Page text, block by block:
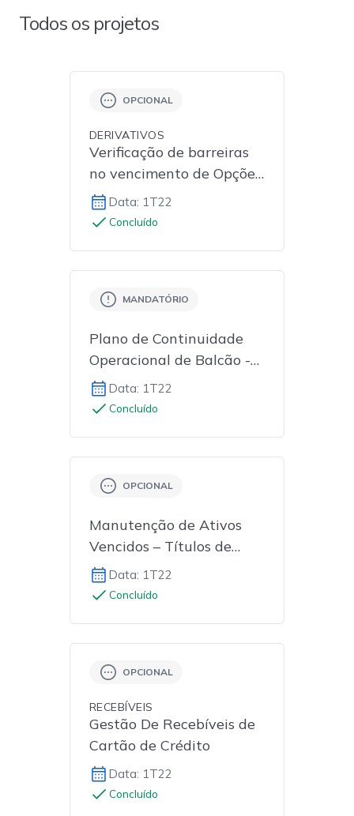
Todos os projetos
OPCIONAL
DERIVATIVOS
Verificação de barreiras
no vencimento de Opções
Flexíveis com CCP
Data: 1T22
Concluído
MANDATÓRIO
Plano de Continuidade
Operacional de Balcão -
Fase IIData: 1T22
Concluído
OPCIONAL
Manutenção de Ativos
Vencidos – Títulos de
Crédito
Data: 1T22
Concluído
OPCIONAL
RECEBÍVEIS
Gestão De Recebíveis de
Cartão de Crédito
Data: 1T22
Concluído